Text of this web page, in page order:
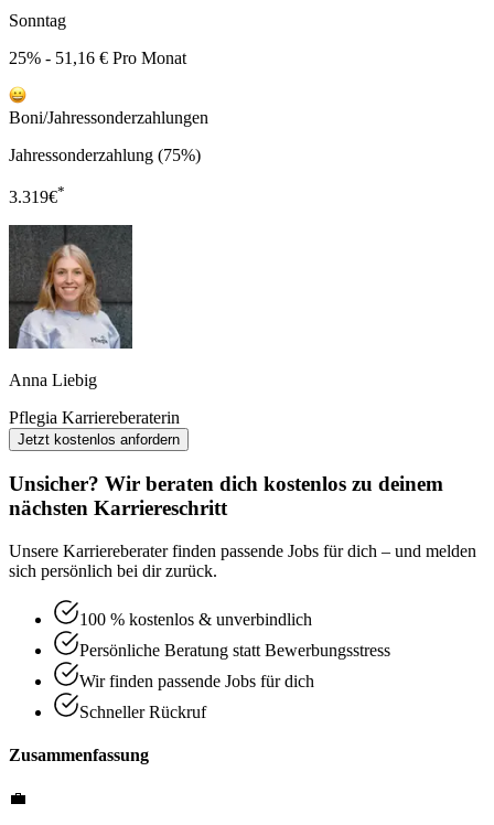
Sonntag
25% - 51,16 € Pro Monat
Boni/Jahressonderzahlungen
Jahressonderzahlung (75%)
3.319€*
Anna Liebig
Pflegia Karriereberaterin
Jetzt kostenlos anfordern
Unsicher? Wir beraten dich kostenlos zu deinem
nächsten Karriereschritt
Unsere Karriereberater finden passende Jobs für dich – und melden
sich persönlich bei dir zurück.
100 % kostenlos & unverbindlich
Persönliche Beratung statt Bewerbungsstress
Wir finden passende Jobs für dich
Schneller Rückruf
Zusammenfassung
💼